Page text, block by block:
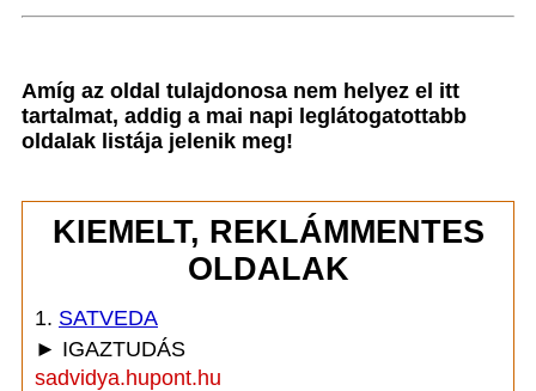
Amíg az oldal tulajdonosa nem helyez el itt
tartalmat, addig a mai napi leglátogatottabb
oldalak listája jelenik meg!
KIEMELT, REKLÁMMENTES
OLDALAK
1. SATVEDA
► IGAZTUDÁS
sadvidya.hupont.hu